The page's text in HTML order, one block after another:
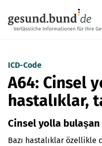
ICD-Code
A64: Cinsel
hastalıklar,
Cinsel yolla bulaşan
Bazı hastalıklar özellikle